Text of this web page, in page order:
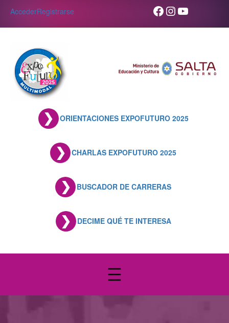
content
AccederRegistrarse Facebook
Instagram
YouTube
ORIENTACIONES EXPOFUTURO 2025
CHARLAS EXPOFUTURO 2025
BUSCADOR DE CARRERAS
DECIME QUÉ TE INTERESA